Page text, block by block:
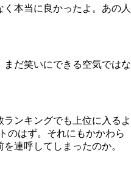
く本当に良かったよ。あの人
まだ笑いにできる空気ではな
ンキングでも上位に入るよ
のはず。それにもかかわら
連呼してしまったのか。